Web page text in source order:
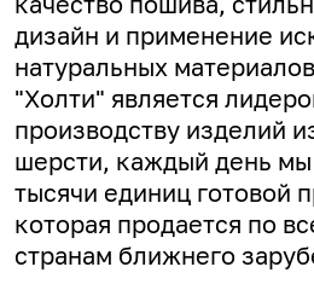
дизайн и применение
натуральных
"Холти" является
производству изделий
шерсти, каждый день
тысячи единиц готовой
которая продается по
странам ближнего